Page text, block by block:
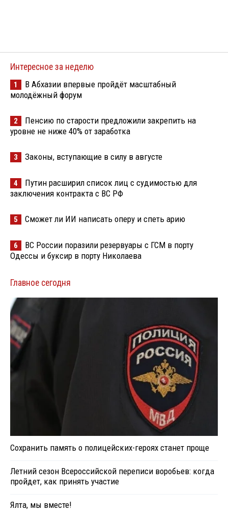
Интересное за неделю
1
В Абхазии впервые пройдёт масштабный
молодёжный форум
2
Пенсию по старости предложили закрепить на
уровне не ниже 40% от заработка
3 Законы, вступающие в силу в августе
4
Путин расширил список лиц с судимостью для
заключения контракта с ВС РФ
5 Сможет ли ИИ написать оперу и спеть арию
6
ВС России поразили резервуары с ГСМ в порту
Одессы и буксир в порту Николаева
Главное сегодня
Сохранить память о полицейских-героях станет проще
Летний сезон Всероссийской переписи воробьев: когда
пройдет, как принять участие
Ялта, мы вместе!